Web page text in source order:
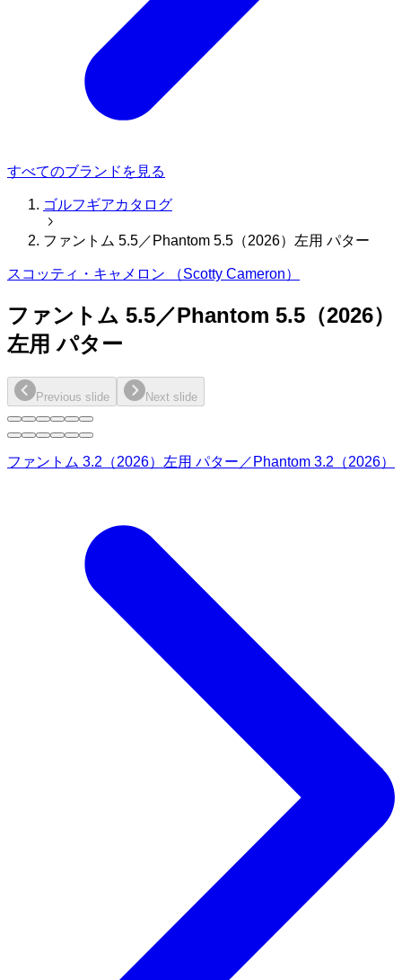
すべてのブランドを見る
ゴルフギアカタログ
ファントム 5.5／Phantom 5.5（2026）左用 パター
スコッティ・キャメロン （Scotty Cameron）
ファントム 5.5／Phantom 5.5（2026）
左用 パター
Previous slide Next slide
ファントム 3.2（2026）左用 パター／Phantom 3.2（2026）